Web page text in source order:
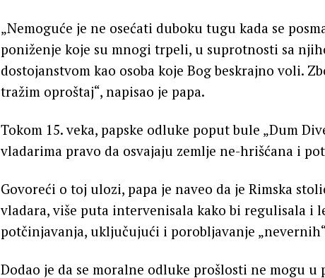
„Nemoguće je ne osećati duboku tugu kada se
poniženje koje su mnogi trpeli, u suprotnosti sa
dostojanstvom kao osoba koje Bog beskrajno voli.
tražim oproštaj“, napisao je papa.
Tokom 15. veka, papske odluke poput bule „Dum
vladarima pravo da osvajaju zemlje ne-hrišćana i
Govoreći o toj ulozi, papa je naveo da je Rimska
vladara, više puta intervenisala kako bi regulisala i
potčinjavanja, uključujući i porobljavanje
Dodao je da se moralne odluke prošlosti ne mogu